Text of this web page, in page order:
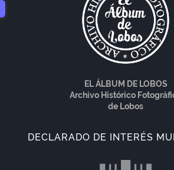
EL ÁLBUM DE LOBOS
Archivo Histórico
de Lobos
DECLARADO DE INTERÉS